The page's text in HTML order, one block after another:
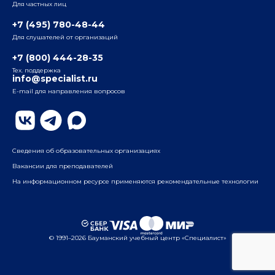
Радио
ул. Радио, д.24, корпус 1, 2-й подъезд, 2-й этаж
ул. Воронцовская, д. 35Б, корп.2, 5-й этаж
Бауманский
ул. Бауманская, д. 6, стр. 2, бизнес-центр «Виктория
Плаза», 4-й этаж
Для частных лиц
+7 (495) 780-48-44
Для слушателей от организаций
+7 (800) 444-28-35
Тех. поддержка
info@specialist.ru
E-mail для направления вопросов
Сведения об образовательных организациях
Вакансии для преподавателей
На информационном ресурсе применяются рекомендательные технологии
© 1991–2026 Бауманский учебный центр «Специалист»